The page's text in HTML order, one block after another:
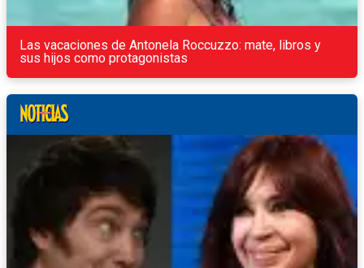
Las vacaciones de Antonela Roccuzzo: mate, libros y
sus hijos como protagonistas